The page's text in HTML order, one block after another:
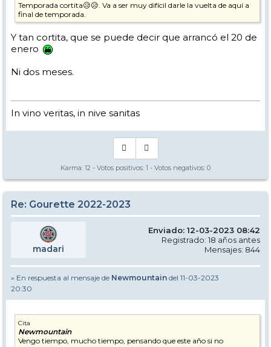
Temporada cortita😥😥. Va a ser muy difícil darle la vuelta de aquí a
final de temporada.
Y tan cortita, que se puede decir que arrancó el 20 de
enero
Ni dos meses.
In vino veritas, in nive sanitas
Karma: 12 - Votos positivos: 1 - Votos negativos: 0
Re: Gourette 2022-2023
madari
Enviado: 12-03-2023 08:42
Registrado: 18 años antes
Mensajes: 844
» En respuesta al mensaje de Newmountain del 11-03-2023
20:30
Cita
Newmountain
Vengo tiempo, mucho tiempo, pensando que este año si no